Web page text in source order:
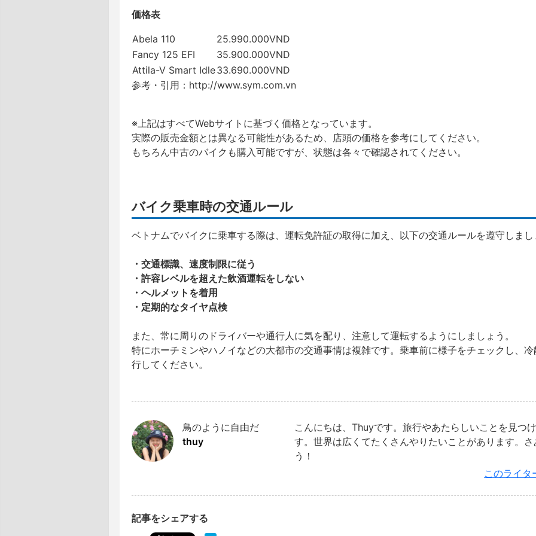
価格表
Abela 110
25.990.000VND
Fancy 125 EFI
35.900.000VND
Attila-V Smart Idle33.690.000VND
参考・引用：http://www.sym.com.vn
※上記はすべてWebサイトに基づく価格となっています。
実際の販売金額とは異なる可能性があるため、店頭の価格を参考にしてください。
もちろん中古のバイクも購入可能ですが、状態は各々で確認されてください。
バイク乗車時の交通ルール
ベトナムでバイクに乗車する際は、運転免許証の取得に加え、以下の交通ルールを遵守しま
・交通標識、速度制限に従う
・許容レベルを超えた飲酒運転をしない
・ヘルメットを着用
・定期的なタイヤ点検
また、常に周りのドライバーや通行人に気を配り、注意して運転するようにしましょう。
特にホーチミンやハノイなどの大都市の交通事情は複雑です。乗車前に様子をチェックし、
行してください。
鳥のように自由だ
thuy
こんにちは、Thuyです。旅行やあたらしいことを見つ
す。世界は広くてたくさんやりたいことがあります。
う！
このライ
記事をシェアする